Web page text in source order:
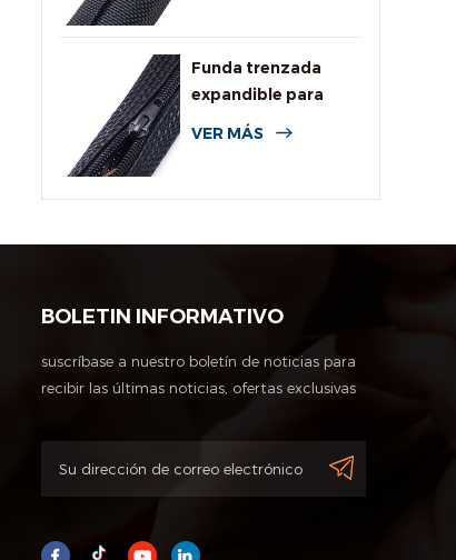
Funda trenzada
expandible para
cables con
VER MÁS
BOLETIN INFORMATIVO
suscríbase a nuestro boletín de noticias para
recibir las últimas noticias, ofertas exclusivas